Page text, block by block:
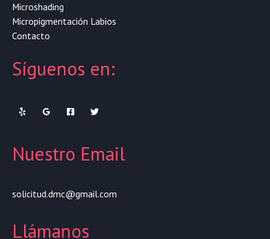
Microshading
Micropigmentación Labios
Contacto
Síguenos en:
Nuestro Email
solicitud.dmc@gmail.com
Llámanos